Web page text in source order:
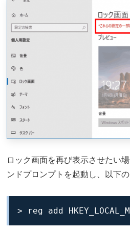
ロック画面を再び表示させたい
ンドプロンプトを起動し、以下
> reg add